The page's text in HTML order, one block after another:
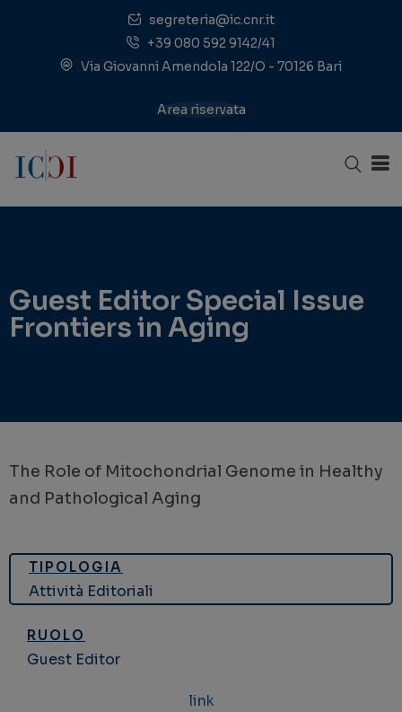
segreteria@ic.cnr.it
+39 080 592 9142/41
Via Giovanni Amendola 122/O - 70126 Bari
Area riservata
Guest Editor Special Issue
Frontiers in Aging
The Role of Mitochondrial Genome in Healthy
and Pathological Aging
TIPOLOGIA
Attività Editoriali
RUOLO
Guest Editor
link